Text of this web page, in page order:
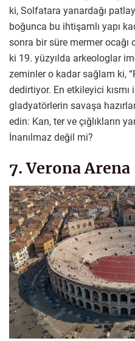
ki, Solfatara yanardağı
boğunca bu ihtişamlı yapı
sonra bir süre mermer ocağı
ki 19. yüzyılda arkeologlar
zeminler o kadar sağlam ki,
dedirtiyor. En etkileyici kısmı
gladyatörlerin savaşa
edin: Kan, ter ve çığlıkların
İnanılmaz değil mi?
7. Verona Arena